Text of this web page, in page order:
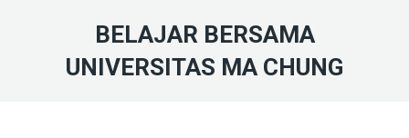
BELAJAR BERSAMA
UNIVERSITAS MA CHUNG